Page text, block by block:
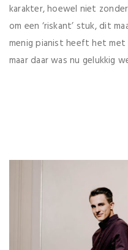
karakter, hoewel niet
om een ‘riskant’ stuk, dit
menig pianist heeft het met
maar daar was nu gelukkig